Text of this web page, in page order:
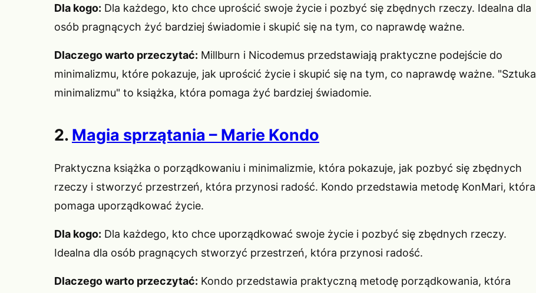
Dla kogo: Dla każdego, kto chce uprościć swoje życie i pozbyć się zbędnych rzeczy. Idealna dla
osób pragnących żyć bardziej świadomie i skupić się na tym, co naprawdę ważne.
Dlaczego warto przeczytać: Millburn i Nicodemus przedstawiają praktyczne podejście do
minimalizmu, które pokazuje, jak uprościć życie i skupić się na tym, co naprawdę ważne. "Sztuka
minimalizmu" to książka, która pomaga żyć bardziej świadomie.
2. Magia sprzątania – Marie Kondo
Praktyczna książka o porządkowaniu i minimalizmie, która pokazuje, jak pozbyć się zbędnych
rzeczy i stworzyć przestrzeń, która przynosi radość. Kondo przedstawia metodę KonMari, która
pomaga uporządkować życie.
Dla kogo: Dla każdego, kto chce uporządkować swoje życie i pozbyć się zbędnych rzeczy.
Idealna dla osób pragnących stworzyć przestrzeń, która przynosi radość.
Dlaczego warto przeczytać: Kondo przedstawia praktyczną metodę porządkowania, która